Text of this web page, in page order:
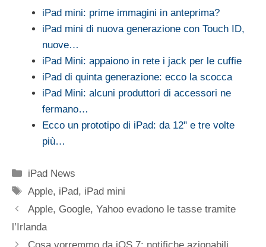
iPad mini: prime immagini in anteprima?
iPad mini di nuova generazione con Touch ID,
nuove…
iPad Mini: appaiono in rete i jack per le cuffie
iPad di quinta generazione: ecco la scocca
iPad Mini: alcuni produttori di accessori ne
fermano…
Ecco un prototipo di iPad: da 12" e tre volte
più…
Categorie
iPad News
Tag
Apple, iPad, iPad mini
Apple, Google, Yahoo evadono le tasse tramite
l’Irlanda